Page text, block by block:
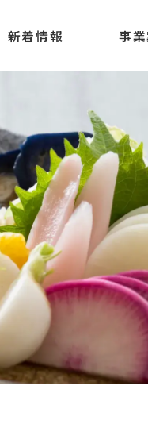
新着情報 事